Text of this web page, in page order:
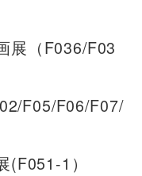
（F036/F03
F05/F06/F07/
1）